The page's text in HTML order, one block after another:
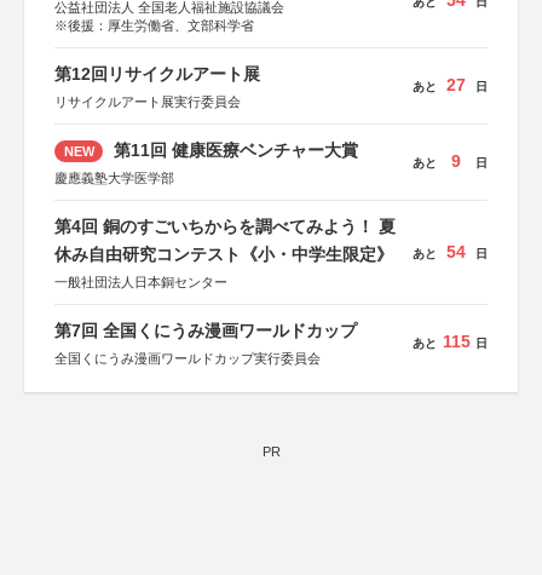
公益社団法人 全国老人福祉施設協議会
※後援：厚生労働省、文部科学省
第12回リサイクルアート展
リサイクルアート展実行委員会
あと 27 日
NEW 第11回 健康医療ベンチャー大賞
慶應義塾大学医学部
あと 9 日
第4回 銅のすごいちからを調べてみよう！ 夏
休み自由研究コンテスト《小・中学生限定》
一般社団法人日本銅センター
あと 54 日
第7回 全国くにうみ漫画ワールドカップ
全国くにうみ漫画ワールドカップ実行委員会
あと 115 日
PR